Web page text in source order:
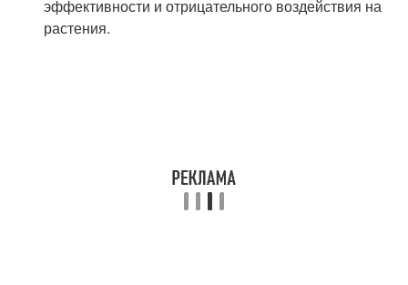
эффективности и отрицательного воздействия на
растения.